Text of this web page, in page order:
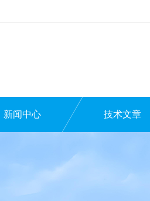
新闻中心 技术文章